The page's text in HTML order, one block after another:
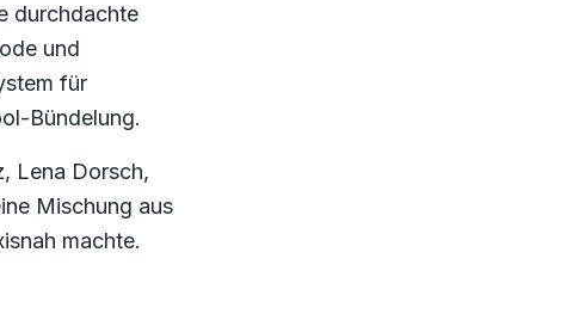
durchdachte
und
für
Bündelung.
Lena Dorsch,
Mischung aus
machte.